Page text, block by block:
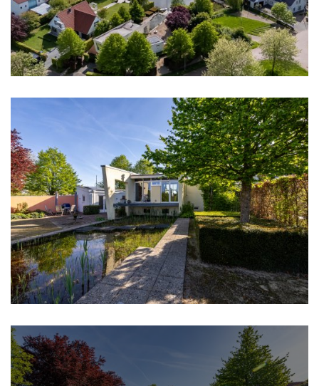
- Waterontharder en Quooker kraan aanwezig